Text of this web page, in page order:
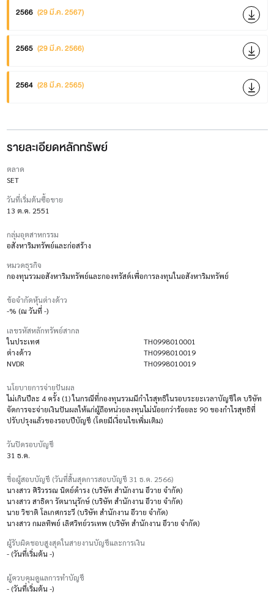
2566 (29 มี.ค. 2567)
2565 (29 มี.ค. 2566)
2564 (28 มี.ค. 2565)
รายละเอียดหลักทรัพย์
ตลาด
SET
วันที่เริ่มต้นซื้อขาย
13 ต.ค. 2551
กลุ่มอุตสาหกรรม
อสังหาริมทรัพย์และก่อสร้าง
หมวดธุรกิจ
กองทุนรวมอสังหาริมทรัพย์และกองทรัสต์เพื่อการลงทุนในอสังหาริมทรัพย์
ข้อจำกัดหุ้นต่างด้าว
-% (ณ วันที่ -)
เลขรหัสหลักทรัพย์สากล
ในประเทศ
TH0998010001
ต่างด้าว
TH0998010019
NVDR
TH0998010019
นโยบายการจ่ายปันผล
ไม่เกินปีละ 4 ครั้ง (1) ในกรณีที่กองทุนรวมมีกำไรสุทธิในรอบระยะเวลาบัญชีใด บริษัท
จัดการจะจ่ายเงินปันผลให้แก่ผู้ถือหน่วยลงทุนไม่น้อยกว่าร้อยละ 90 ของกำไรสุทธิที่
ปรับปรุงแล้วของรอบปีบัญชี (โดยมีเงื่อนไขเพิ่มเติม)
วันปิดรอบบัญชี
31 ธ.ค.
ชื่อผู้สอบบัญชี (วันที่สิ้นสุดการสอบบัญชี 31 ธ.ค. 2566)
นางสาว ศิริวรรณ นิตย์ดำรง (บริษัท สำนักงาน อีวาย จำกัด)
นางสาว สาธิดา รัตนานุรักษ์ (บริษัท สำนักงาน อีวาย จำกัด)
นาย วิชาติ โลเกศกระวี (บริษัท สำนักงาน อีวาย จำกัด)
นางสาว กมลทิพย์ เลิศวิทย์วรเทพ (บริษัท สำนักงาน อีวาย จำกัด)
ผู้รับผิดชอบสูงสุดในสายงานบัญชีและการเงิน
- (วันที่เริ่มต้น -)
ผู้ควบคุมดูแลการทำบัญชี
- (วันที่เริ่มต้น -)